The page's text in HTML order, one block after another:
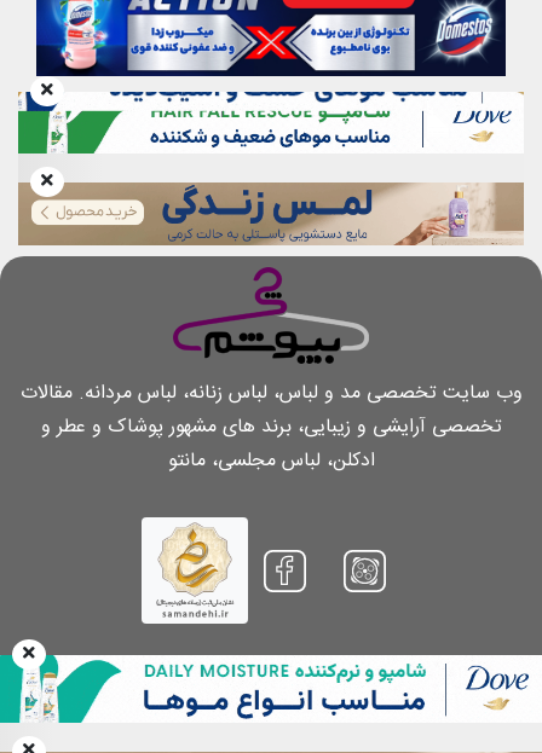
وب سایت تخصصی مد و لباس، لباس زنانه، لباس مردانه. مقالات
تخصصی آرایشی و زیبایی، برند های مشهور پوشاک و عطر و
ادکلن، لباس مجلسی، مانتو
بازنشر مطالب تنها با کسب اجازه کتبی و پرداخت هزینه بابت هر مطلب و همچنین
ذکر منبع و لینک مستقیم به همان مطلب مجاز است